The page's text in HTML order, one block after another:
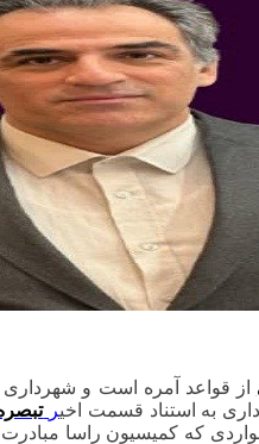
از قواعد آمره است و
به استناد قسمت اخیر تبصره 2 ماده 100 قانون
که کمیسیون راسا